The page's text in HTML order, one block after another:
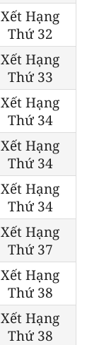
Xết Hạng
Thứ 32
Xết Hạng
Thứ 33
Xết Hạng
Thứ 34
Xết Hạng
Thứ 34
Xết Hạng
Thứ 34
Xết Hạng
Thứ 37
Xết Hạng
Thứ 38
Xết Hạng
Thứ 38